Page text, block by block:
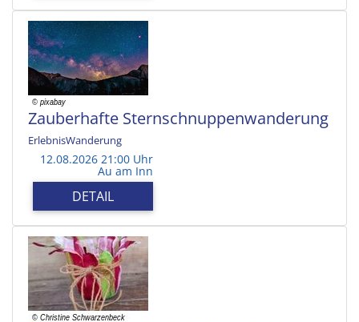
Zauberhafte Sternschnuppenwanderung
ErlebnisWanderung
12.08.2026 21:00 Uhr
Au am Inn
DETAIL